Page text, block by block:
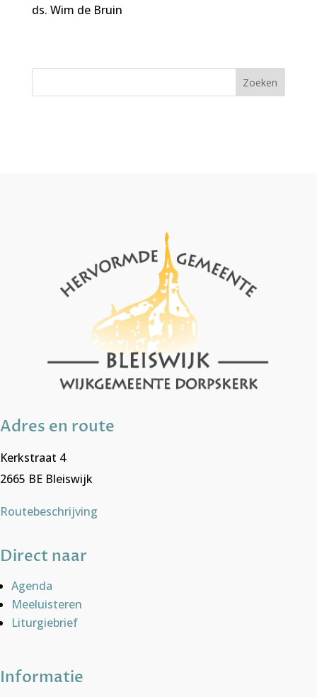
ds. Wim de Bruin
Adres en route
Kerkstraat 4
2665 BE Bleiswijk
Routebeschrijving
Direct naar
Agenda
Meeluisteren
Liturgiebrief
Informatie